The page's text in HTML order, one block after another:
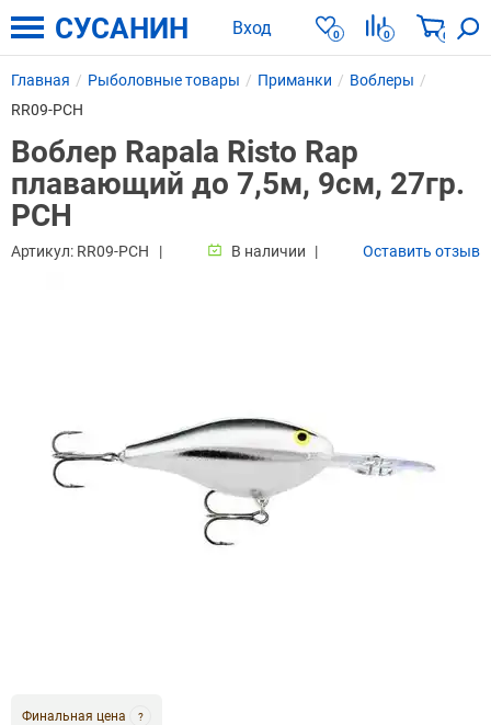
Вход 0 0 0
СУСАНИН
Главная Рыболовные товары Приманки
Воблеры
RR09-PCH
Воблер Rapala Risto Rap
плавающий до 7,5м, 9см, 27гр.
PCH
Артикул: RR09-PCH В наличии Оставить отзыв
Финальная цена ?